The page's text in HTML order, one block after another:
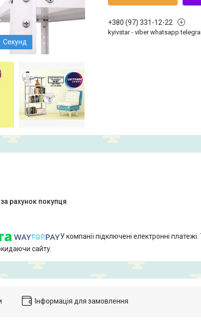
Секунд
+380 (97) 331-12-22
kyivstar - viber whatsapp
за рахунок покупця
У компанії підключені електронні
сайту.
Інформація для замовлення